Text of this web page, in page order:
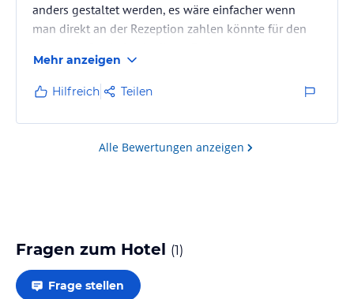
anders gestaltet werden, es wäre einfacher wenn
man direkt an der Rezeption zahlen könnte für den
Mehr anzeigen
Hilfreich Teilen
Alle Bewertungen anzeigen
Fragen zum Hotel (1)
Frage stellen